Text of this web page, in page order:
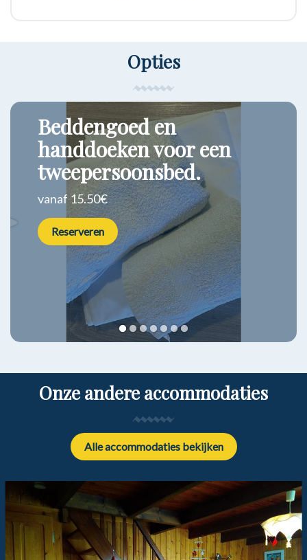
Opties
Beddengoed en
handdoeken voor een
tweepersoonsbed.
vanaf 15.50€
Reserveren
1 3 4 5 6 7
Onze andere accommodaties
Alle accommodaties bekijken